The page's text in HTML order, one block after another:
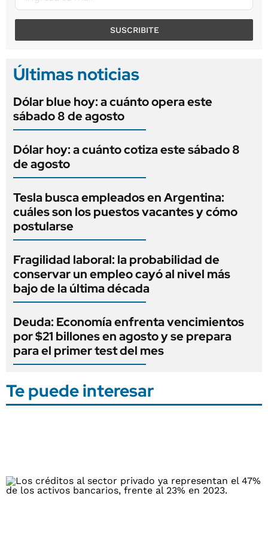
SUSCRIBITE
Últimas noticias
Dólar blue hoy: a cuánto opera este
sábado 8 de agosto
Dólar hoy: a cuánto cotiza este sábado 8
de agosto
Tesla busca empleados en Argentina:
cuáles son los puestos vacantes y cómo
postularse
Fragilidad laboral: la probabilidad de
conservar un empleo cayó al nivel más
bajo de la última década
Deuda: Economía enfrenta vencimientos
por $21 billones en agosto y se prepara
para el primer test del mes
Te puede interesar